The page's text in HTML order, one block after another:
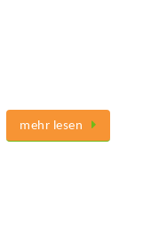
mehr lesen